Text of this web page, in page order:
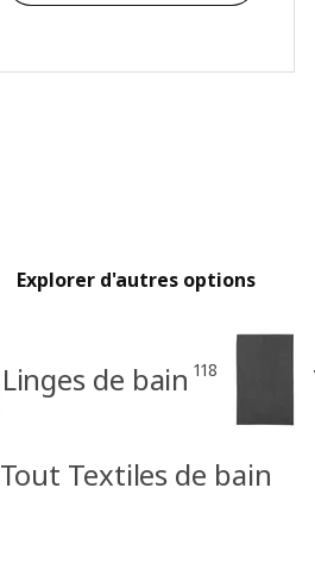
Explorer d'autres options
Linges de bain 118
Tout Textiles de bain